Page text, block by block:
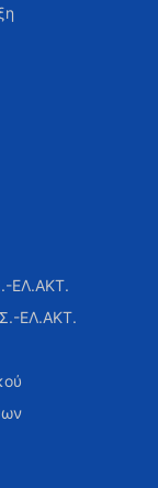
ΕΛ.ΑΚΤ.
ΕΛ.ΑΚΤ.